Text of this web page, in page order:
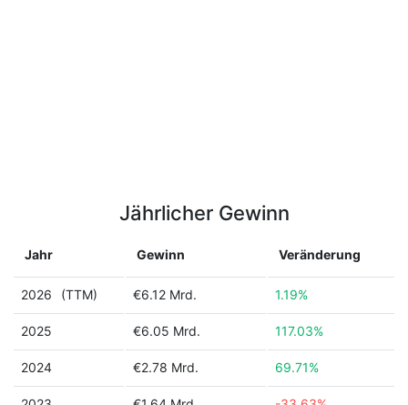
Jährlicher Gewinn
Jahr Gewinn Veränderung
2026 (TTM) €6.12 Mrd. 1.19%
2025 €6.05 Mrd. 117.03%
2024 €2.78 Mrd. 69.71%